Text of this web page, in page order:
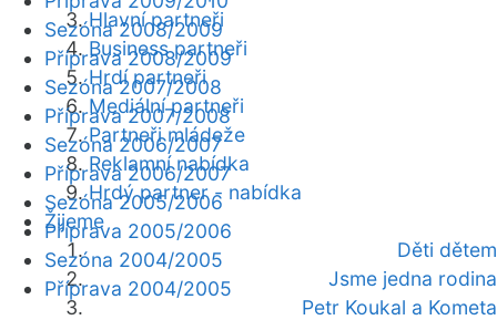
Hlavní partneři
Business partneři
Hrdí partneři
Mediální partneři
Partneři mládeže
Reklamní nabídka
Hrdý partner - nabídka
Žijeme
Děti dětem
Jsme jedna rodina
Petr Koukal a Kometa
Sezóna 2008/2009
Příprava 2008/2009
Sezóna 2007/2008
Příprava 2007/2008
Sezóna 2006/2007
Příprava 2006/2007
Sezóna 2005/2006
Příprava 2005/2006
Sezóna 2004/2005
Příprava 2004/2005